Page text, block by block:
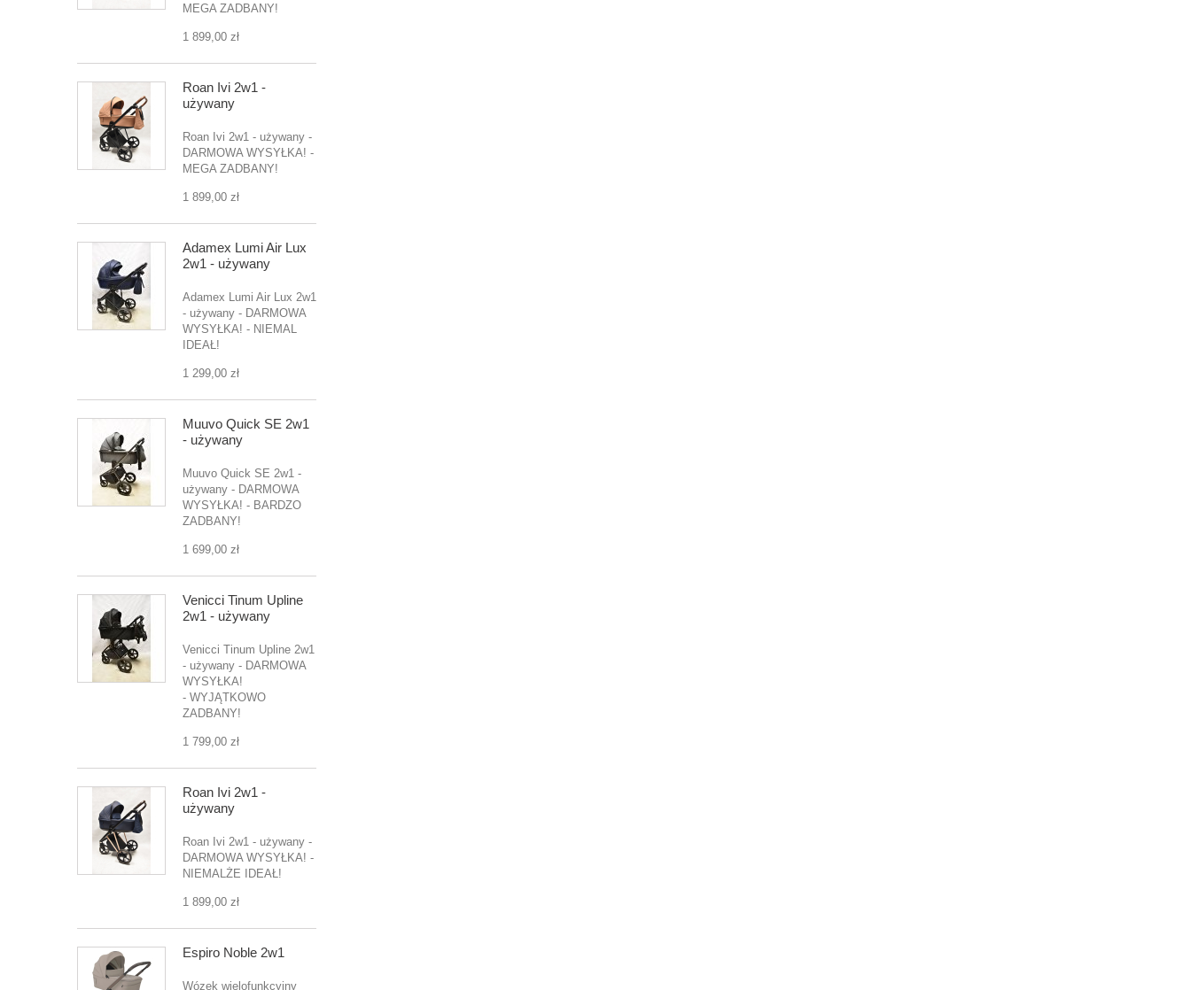
MEGA ZADBANY!
1 899,00 zł
Roan Ivi 2w1 -
używany
Roan Ivi 2w1 - używany -
DARMOWA WYSYŁKA! -
MEGA ZADBANY!
1 899,00 zł
Adamex Lumi Air Lux
2w1 - używany
Adamex Lumi Air Lux 2w1
- używany - DARMOWA
WYSYŁKA! - NIEMAL
IDEAŁ!
1 299,00 zł
Muuvo Quick SE 2w1
- używany
Muuvo Quick SE 2w1 -
używany - DARMOWA
WYSYŁKA! - BARDZO
ZADBANY!
1 699,00 zł
Venicci Tinum Upline
2w1 - używany
Venicci Tinum Upline 2w1
- używany - DARMOWA
WYSYŁKA!
- WYJĄTKOWO
ZADBANY!
1 799,00 zł
Roan Ivi 2w1 -
używany
Roan Ivi 2w1 - używany -
DARMOWA WYSYŁKA! -
NIEMALŻE IDEAŁ!
1 899,00 zł
Espiro Noble 2w1
Wózek wielofunkcyjny